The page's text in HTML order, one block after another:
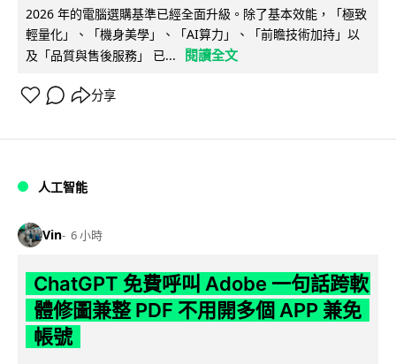
2026 年的電腦選購基準已經全面升級。除了基本效能，「極致
輕量化」、「機身美學」、「AI算力」、「前瞻技術加持」以
及「品質與售後服務」 已...
閱讀全文
分享
人工智能
Vin 6 小時
ChatGPT 免費呼叫 Adobe 一句話跨軟
體修圖兼整 PDF 不用開多個 APP 兼免
帳號